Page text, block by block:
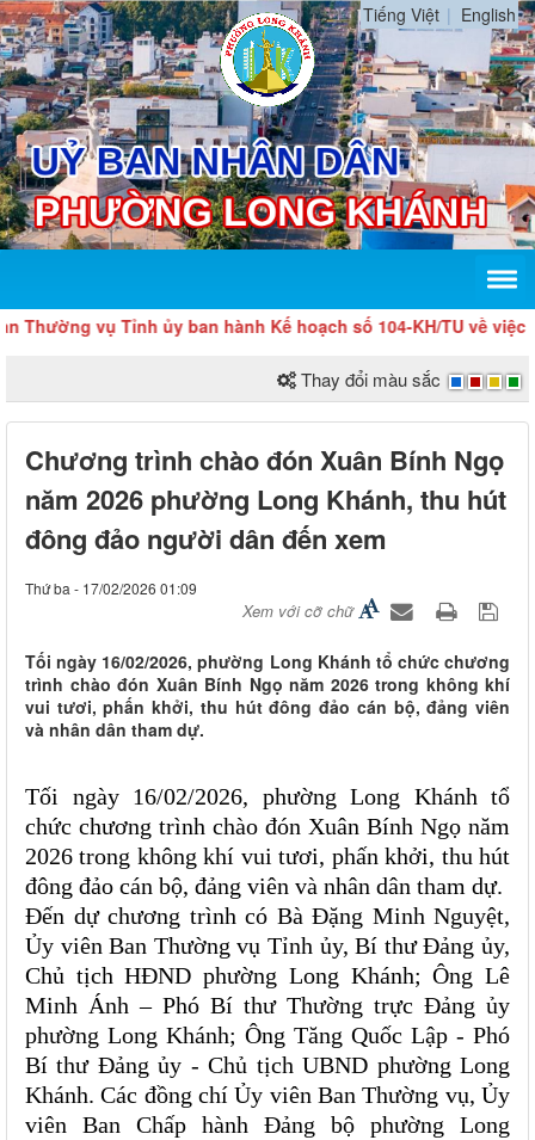
Tiếng Việt English
vụ Tỉnh ủy ban hành Kế hoạch số 104-KH/TU về việc tổ
Thay đổi màu sắc
Chương trình chào đón Xuân Bính Ngọ
năm 2026 phường Long Khánh, thu hút
đông đảo người dân đến xem
Thứ ba - 17/02/2026 01:09
Xem với cỡ chữ
Tối ngày 16/02/2026, phường Long Khánh tổ chức chương
trình chào đón Xuân Bính Ngọ năm 2026 trong không khí
vui tươi, phấn khởi, thu hút đông đảo cán bộ, đảng viên
và nhân dân tham dự.
Tối ngày 16/02/2026, phường Long Khánh tổ
chức chương trình chào đón Xuân Bính Ngọ năm
2026 trong không khí vui tươi, phấn khởi, thu hút
đông đảo cán bộ, đảng viên và nhân dân tham dự.
Đến dự chương trình có Bà Đặng Minh Nguyệt,
Ủy viên Ban Thường vụ Tỉnh ủy, Bí thư Đảng ủy,
Chủ tịch HĐND phường Long Khánh; Ông Lê
Minh Ánh – Phó Bí thư Thường trực Đảng ủy
phường Long Khánh; Ông Tăng Quốc Lập - Phó
Bí thư Đảng ủy - Chủ tịch UBND phường Long
Khánh. Các đồng chí Ủy viên Ban Thường vụ, Ủy
viên Ban Chấp hành Đảng bộ phường Long